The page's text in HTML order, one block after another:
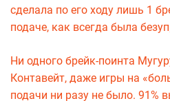
сделала по его ходу лишь 1
подаче, как всегда была
Ни одного брейк-поинта
Контавейт, даже игры на
подачи ни разу не было. 91%